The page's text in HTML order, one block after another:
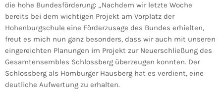
die hohe Bundesförderung: „Nachdem wir letzte Woche
bereits bei dem wichtigen Projekt am Vorplatz der
Hohenburgschule eine Förderzusage des Bundes erhielten,
freut es mich nun ganz besonders, dass wir auch mit unseren
eingereichten Planungen im Projekt zur Neuerschließung des
Gesamtensembles Schlossberg überzeugen konnten. Der
Schlossberg als Homburger Hausberg hat es verdient, eine
deutliche Aufwertung zu erhalten.